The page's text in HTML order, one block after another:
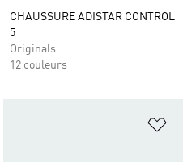
CHAUSSURE ADISTAR CONTROL
5
Originals
12 couleurs
à la Liste de produits